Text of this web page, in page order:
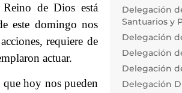
de Dios está
este domingo nos
requiere de
actuar.
que hoy nos pueden
Delegación
Santuarios y
Delegación
Delegación
Delegación
Delegación